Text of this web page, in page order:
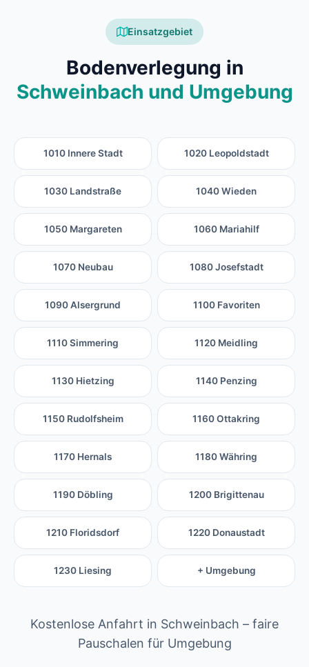
Einsatzgebiet
Bodenverlegung in
Schweinbach und Umgebung
1010 Innere Stadt 1020 Leopoldstadt
1030 Landstraße 1040 Wieden
1050 Margareten 1060 Mariahilf
1070 Neubau 1080 Josefstadt
1090 Alsergrund 1100 Favoriten
1110 Simmering 1120 Meidling
1130 Hietzing 1140 Penzing
1150 Rudolfsheim 1160 Ottakring
1170 Hernals 1180 Währing
1190 Döbling 1200 Brigittenau
1210 Floridsdorf 1220 Donaustadt
1230 Liesing + Umgebung
Kostenlose Anfahrt in Schweinbach – faire
Pauschalen für Umgebung